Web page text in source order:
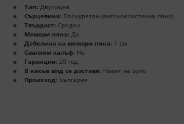
Тип: Двулицев
Сърцевина: Полиуретан (високоеластична пяна)
Твърдост: Среден
Мемори пяна: Да
Дебелина на мемори пяна: 1 см
Сваляем калъф: Не
Гаранция: 20 год.
В какъв вид се доставя: Навит на руло
Произход: България